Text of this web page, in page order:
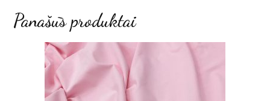
Panašūs produktai